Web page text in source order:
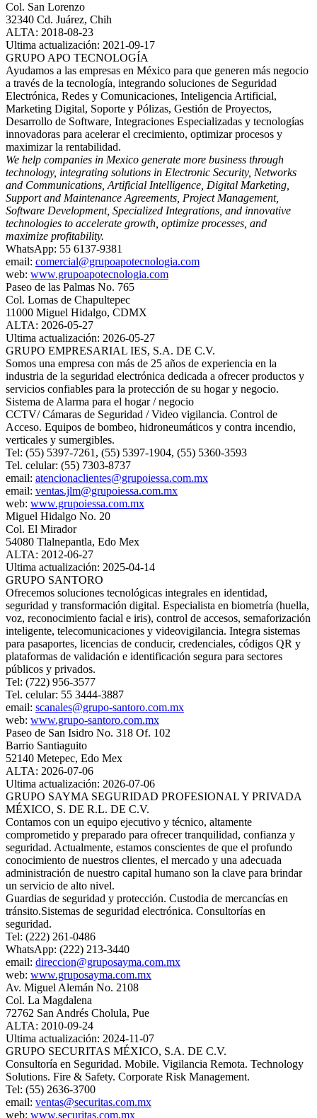
Col. San Lorenzo
32340 Cd. Juárez, Chih
ALTA: 2018-08-23
Ultima actualización: 2021-09-17
GRUPO APO TECNOLOGÍA
Ayudamos a las empresas en México para que generen más negocio
a través de la tecnología, integrando soluciones de Seguridad
Electrónica, Redes y Comunicaciones, Inteligencia Artificial,
Marketing Digital, Soporte y Pólizas, Gestión de Proyectos,
Desarrollo de Software, Integraciones Especializadas y tecnologías
innovadoras para acelerar el crecimiento, optimizar procesos y
maximizar la rentabilidad.
We help companies in Mexico generate more business through
technology, integrating solutions in Electronic Security, Networks
and Communications, Artificial Intelligence, Digital Marketing,
Support and Maintenance Agreements, Project Management,
Software Development, Specialized Integrations, and innovative
technologies to accelerate growth, optimize processes, and
maximize profitability.
WhatsApp: 55 6137-9381
email: comercial@grupoapotecnologia.com
web: www.grupoapotecnologia.com
Paseo de las Palmas No. 765
Col. Lomas de Chapultepec
11000 Miguel Hidalgo, CDMX
ALTA: 2026-05-27
Ultima actualización: 2026-05-27
GRUPO EMPRESARIAL IES, S.A. DE C.V.
Somos una empresa con más de 25 años de experiencia en la
industria de la seguridad electrónica dedicada a ofrecer productos y
servicios confiables para la protección de su hogar y negocio.
Sistema de Alarma para el hogar / negocio
CCTV/ Cámaras de Seguridad / Video vigilancia. Control de
Acceso. Equipos de bombeo, hidroneumáticos y contra incendio,
verticales y sumergibles.
Tel: (55) 5397-7261, (55) 5397-1904, (55) 5360-3593
Tel. celular: (55) 7303-8737
email: atencionaclientes@grupoiessa.com.mx
email: ventas.jlm@grupoiessa.com.mx
web: www.grupoiessa.com.mx
Miguel Hidalgo No. 20
Col. El Mirador
54080 Tlalnepantla, Edo Mex
ALTA: 2012-06-27
Ultima actualización: 2025-04-14
GRUPO SANTORO
Ofrecemos soluciones tecnológicas integrales en identidad,
seguridad y transformación digital. Especialista en biometría (huella,
voz, reconocimiento facial e iris), control de accesos, semaforización
inteligente, telecomunicaciones y videovigilancia. Integra sistemas
para pasaportes, licencias de conducir, credenciales, códigos QR y
plataformas de validación e identificación segura para sectores
públicos y privados.
Tel: (722) 956-3577
Tel. celular: 55 3444-3887
email: scanales@grupo-santoro.com.mx
web: www.grupo-santoro.com.mx
Paseo de San Isidro No. 318 Of. 102
Barrio Santiaguito
52140 Metepec, Edo Mex
ALTA: 2026-07-06
Ultima actualización: 2026-07-06
GRUPO SAYMA SEGURIDAD PROFESIONAL Y PRIVADA
MÉXICO, S. DE R.L. DE C.V.
Contamos con un equipo ejecutivo y técnico, altamente
comprometido y preparado para ofrecer tranquilidad, confianza y
seguridad. Actualmente, estamos conscientes de que el profundo
conocimiento de nuestros clientes, el mercado y una adecuada
administración de nuestro capital humano son la clave para brindar
un servicio de alto nivel.
Guardias de seguridad y protección. Custodia de mercancías en
tránsito.Sistemas de seguridad electrónica. Consultorías en
seguridad.
Tel: (222) 261-0486
WhatsApp: (222) 213-3440
email: direccion@gruposayma.com.mx
web: www.gruposayma.com.mx
Av. Miguel Alemán No. 2108
Col. La Magdalena
72762 San Andrés Cholula, Pue
ALTA: 2010-09-24
Ultima actualización: 2024-11-07
GRUPO SECURITAS MÉXICO, S.A. DE C.V.
Consultoría en Seguridad. Mobile. Vigilancia Remota. Technology
Solutions. Fire & Safety. Corporate Risk Management.
Tel: (55) 2636-3700
email: ventas@securitas.com.mx
web: www.securitas.com.mx